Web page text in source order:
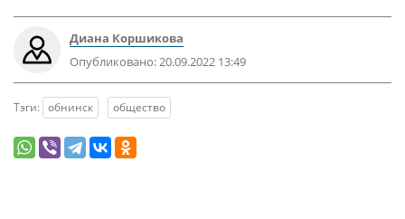
Диана Коршикова
Опубликовано:20.09.2022 13:49
Тэги: обнинск общество